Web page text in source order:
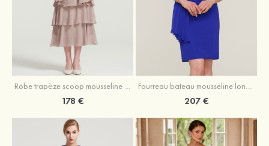
Robe trapèze scoop mousseline longueur mollet robe de mère de la mariée avec appliqué volants veste
178 €
Fourreau bateau mousseline longueur genou robe de mère de la mariée avec appliqué perle plissé veste
207 €